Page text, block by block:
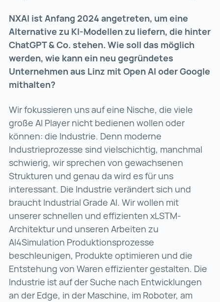
NXAI ist Anfang 2024 angetreten, um eine
Alternative zu KI-Modellen zu liefern, die hinter
ChatGPT & Co. stehen. Wie soll das möglich
werden, wie kann ein neu gegründetes
Unternehmen aus Linz mit Open AI oder Google
mithalten?
Wir fokussieren uns auf eine Nische, die viele
große AI Player nicht bedienen wollen oder
können: die Industrie. Denn moderne
Industrieprozesse sind vielschichtig, manchmal
schwierig, wir sprechen von gewachsenen
Strukturen und genau da wird es für uns
interessant. Die Industrie verändert sich und
braucht Industrial Grade AI. Wir wollen mit
unserer schnellen und effizienten xLSTM-
Architektur und unseren Arbeiten zu
AI4Simulation Produktionsprozesse
beschleunigen, Produkte optimieren und die
Entstehung von Waren effizienter gestalten. Die
Industrie ist auf der Suche nach Entwicklungen
an der Edge, in der Maschine, im Roboter, am